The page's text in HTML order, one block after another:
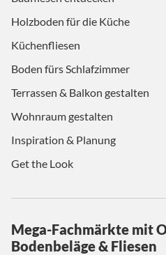
Holzboden für die Küche
Küchenfliesen
Boden fürs Schlafzimmer
Terrassen & Balkon gestalten
Wohnraum gestalten
Inspiration & Planung
Get the Look
Mega-Fachmärkte mit
Bodenbeläge & Fliesen